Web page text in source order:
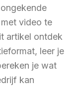
video te
artikel ontdek
leer je
je wat
kan